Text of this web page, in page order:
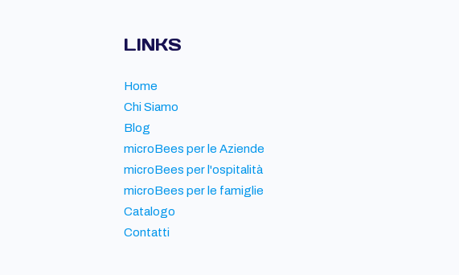
LINKS
Home
Chi Siamo
Blog
microBees per le Aziende
microBees per l'ospitalità
microBees per le famiglie
Catalogo
Contatti